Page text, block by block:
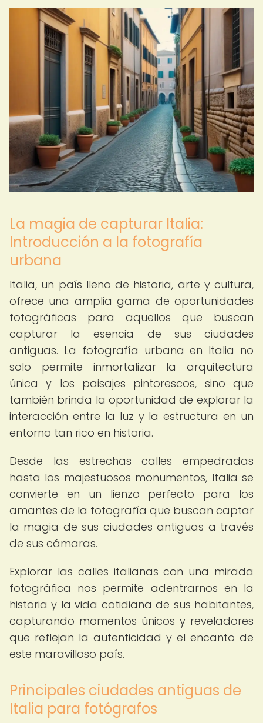
La magia de capturar Italia:
Introducción a la fotografía
urbana
Italia, un país lleno de historia, arte y cultura,
ofrece una amplia gama de oportunidades
fotográficas para aquellos que buscan
capturar la esencia de sus ciudades
antiguas. La fotografía urbana en Italia no
solo permite inmortalizar la arquitectura
única y los paisajes pintorescos, sino que
también brinda la oportunidad de explorar la
interacción entre la luz y la estructura en un
entorno tan rico en historia.
Desde las estrechas calles empedradas
hasta los majestuosos monumentos, Italia se
convierte en un lienzo perfecto para los
amantes de la fotografía que buscan captar
la magia de sus ciudades antiguas a través
de sus cámaras.
Explorar las calles italianas con una mirada
fotográfica nos permite adentrarnos en la
historia y la vida cotidiana de sus habitantes,
capturando momentos únicos y reveladores
que reflejan la autenticidad y el encanto de
este maravilloso país.
Principales ciudades antiguas de
Italia para fotógrafos